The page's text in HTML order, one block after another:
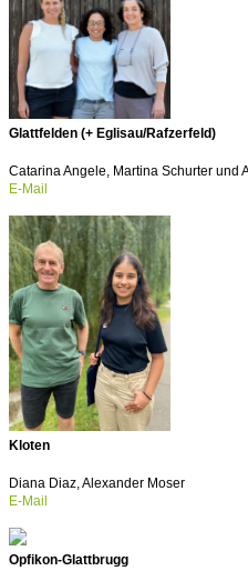
Glattfelden (+ Eglisau/Rafzerfeld)
Catarina Angele, Martina Schurter und
E-Mail
Kloten
Diana Diaz, Alexander Moser
E-Mail
Opfikon-Glattbrugg